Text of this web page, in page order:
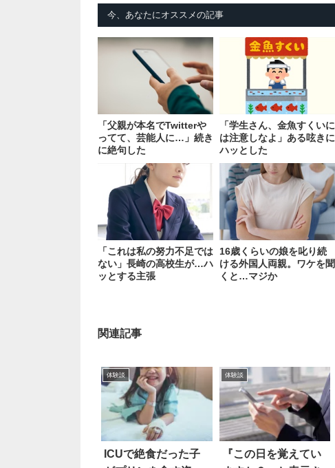
今、あなたにオススメの記事
「父親が本名でTwitterや
ってて、芸能人に…」続き
に絶句した
「学生さん、金魚すくいに
は注意しなよ」ある呟きに
ハッとした
「これは私の努力不足では
ない」長崎の高校生が…ハ
ッとする主張
16歳くらいの娘を叱り続
ける外国人両親。ワケを聞
くと…マジか
関連記事
体験談
ICUで絶食だった子
体験談
『この日を覚えてい